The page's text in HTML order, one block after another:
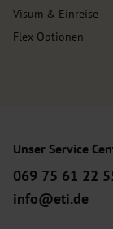
Visum & Einreise
Flex Optionen
Unser Service
069 75 61 22
info@eti.de